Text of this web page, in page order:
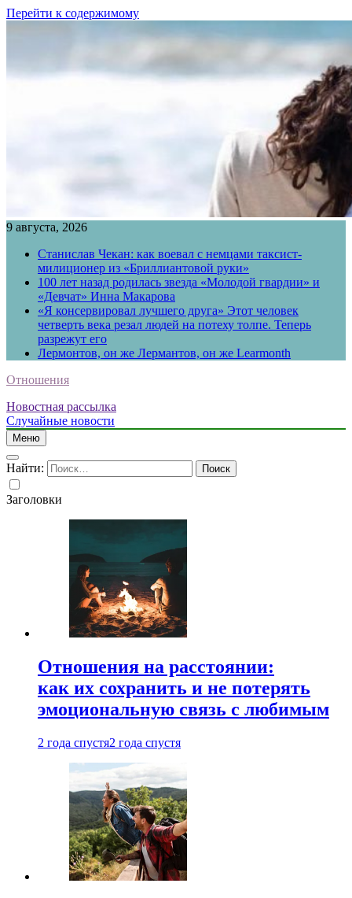
Перейти к содержимому
9 августа, 2026
Станислав Чекан: как воевал с немцами таксист-
милиционер из «Бриллиантовой руки»
100 лет назад родилась звезда «Молодой гвардии» и
«Девчат» Инна Макарова
«Я консервировал лучшего друга» Этот человек
четверть века резал людей на потеху толпе. Теперь
разрежут его
Лермонтов, он же Лермантов, он же Learmonth
Отношения
Новостная рассылка
Случайные новости
Меню
Найти:
Заголовки
Отношения на расстоянии:
как их сохранить и не потерять
эмоциональную связь с любимым
2 года спустя2 года спустя